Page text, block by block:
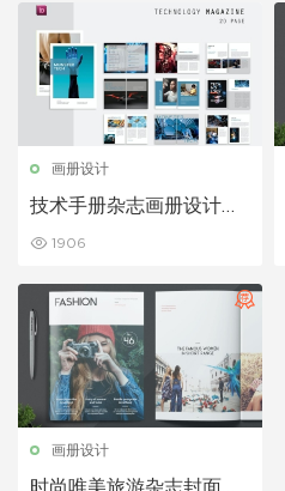
画册设计
技术手册杂志画册设计模
1906
画册设计